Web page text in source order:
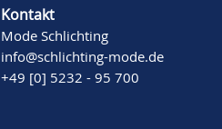
Kontakt
Mode Schlichting
info@schlichting-mode.de
+49 [0] 5232 - 95 700